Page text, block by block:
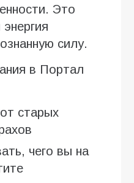
Это
силу.
в Портал
старых
чего вы на